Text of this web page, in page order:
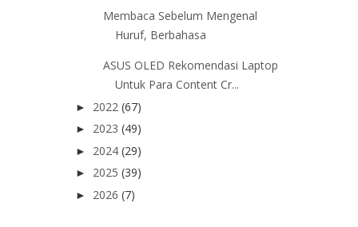
Membaca Sebelum Mengenal
Huruf, Berbahasa
ASUS OLED Rekomendasi Laptop
Untuk Para Content Cr...
► 2022 (67)
► 2023 (49)
► 2024 (29)
► 2025 (39)
► 2026 (7)